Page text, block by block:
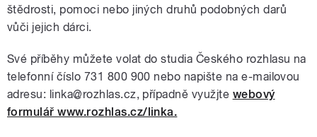
štědrosti, pomoci nebo jiných druhů podobných darů
vůči jejich dárci.
Své příběhy můžete volat do studia Českého rozhlasu na
telefonní číslo 731 800 900 nebo napište na e-mailovou
adresu: linka@rozhlas.cz, případně využjte webový
formulář www.rozhlas.cz/linka.